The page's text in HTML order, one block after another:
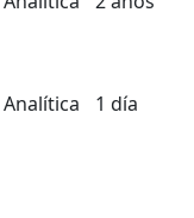
Analítica 1 día